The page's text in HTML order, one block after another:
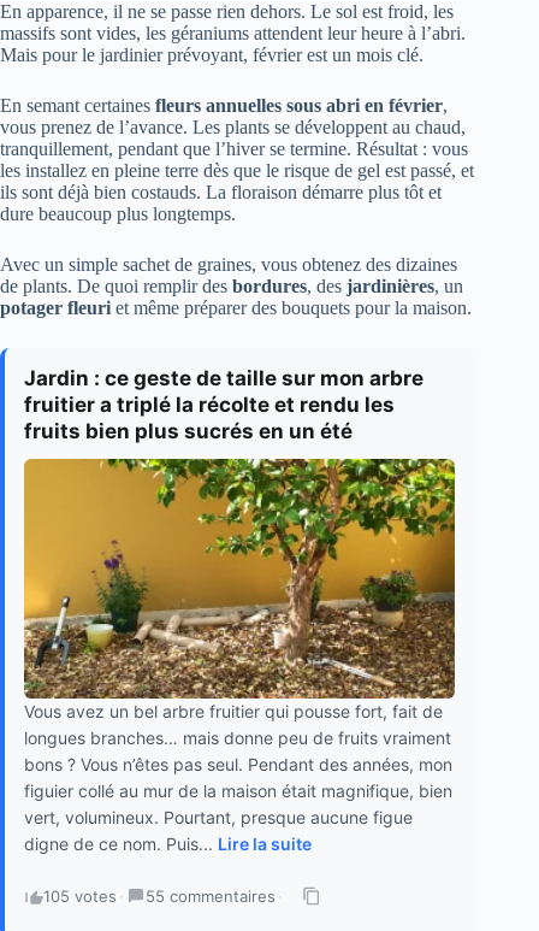
En apparence, il ne se passe rien dehors. Le sol est froid, les
massifs sont vides, les géraniums attendent leur heure à l’abri.
Mais pour le jardinier prévoyant, février est un mois clé.
En semant certaines fleurs annuelles sous abri en février,
vous prenez de l’avance. Les plants se développent au chaud,
tranquillement, pendant que l’hiver se termine. Résultat : vous
les installez en pleine terre dès que le risque de gel est passé, et
ils sont déjà bien costauds. La floraison démarre plus tôt et
dure beaucoup plus longtemps.
Avec un simple sachet de graines, vous obtenez des dizaines
de plants. De quoi remplir des bordures, des jardinières, un
potager fleuri et même préparer des bouquets pour la maison.
Jardin : ce geste de taille sur mon arbre
fruitier a triplé la récolte et rendu les
fruits bien plus sucrés en un été
Vous avez un bel arbre fruitier qui pousse fort, fait de
longues branches… mais donne peu de fruits vraiment
bons ? Vous n’êtes pas seul. Pendant des années, mon
figuier collé au mur de la maison était magnifique, bien
vert, volumineux. Pourtant, presque aucune figue
digne de ce nom. Puis... Lire la suite
105 votes · 55 commentaires ·